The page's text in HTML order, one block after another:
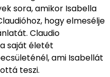
sora, amikor Isabella
hogy elmesélje
Claudio
saját életét
ami Isabellát
teszi.